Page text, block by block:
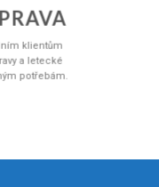
klientům
a letecké
potřebám.